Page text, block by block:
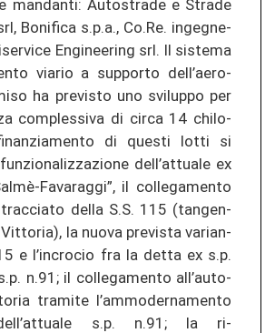
man­dan­ti: Au­tos­tra­de e Stra­de
Bo­ni­fi­ca s.p.a., Co.Re. in­geg­ne­
En­gi­nee­ring srl. Il sis­te­ma
via­rio a sup­por­to dell’ae­ro­
ha pre­vis­to uno svi­lup­po per
com­ples­si­va di circa 14 chi­lo­
di ques­ti lotti si
dell’at­tua­le ex
​Favaraggi”, il col­le­ga­men­to
trac­cia­to della S.S. 115 (tan­gen­
la nuova pre­vis­ta va­rian­
e l’in­cro­cio fra la detta ex s.p.
n.91; il col­le­ga­men­to all’au­to­
tra­mi­te l’am­mo­der­na­men­to
s.p. n.91; la ri-​